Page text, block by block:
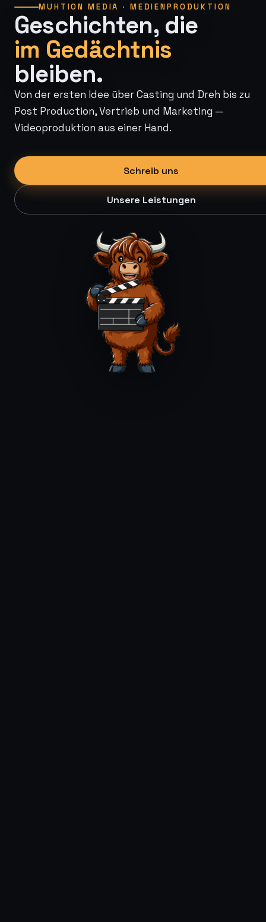
MUHTION MEDIA · MEDIENPRODUKTION
Geschichten, die
im Gedächtnis
bleiben.
Von der ersten Idee über Casting und Dreh bis zu
Post Production, Vertrieb und Marketing —
Videoproduktion aus einer Hand.
Schreib uns
Unsere Leistungen